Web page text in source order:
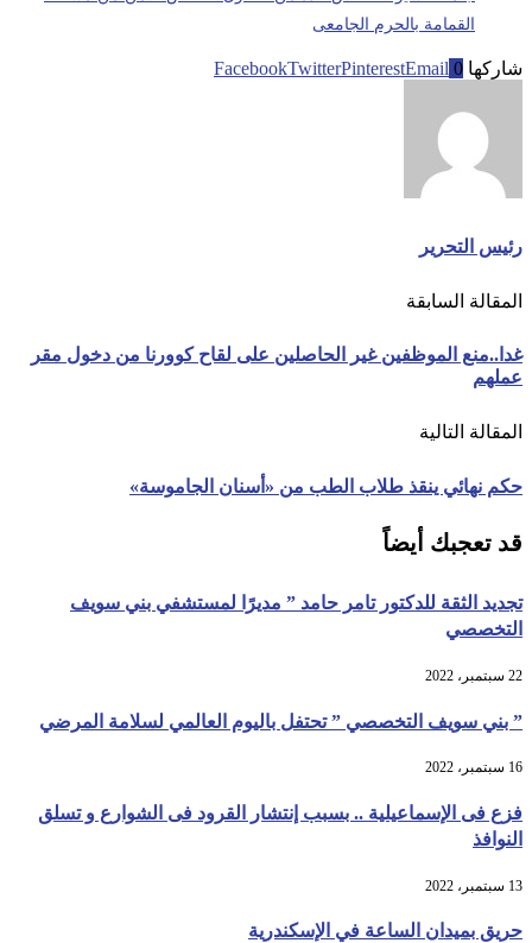
القمامة بالحرم الجامعى
شاركها 0
FacebookTwitterPinterestEmail
رئيس التحرير
المقالة السابقة
غدا..منع الموظفين غير الحاصلين على لقاح كوورنا من دخول مقر
عملهم
المقالة التالية
حكم نهائي ينقذ طلاب الطب من «أسنان الجاموسة»
قد تعجبك أيضاً
تجديد الثقة للدكتور تامر حامد ” مديرًا لمستشفي بني سويف
التخصصي
22 سبتمبر، 2022
” بني سويف التخصصي ” تحتفل باليوم العالمي لسلامة المرضي
16 سبتمبر، 2022
فزع فى الإسماعيلية .. بسبب إنتشار القرود فى الشوارع و تسلق
النوافذ
13 سبتمبر، 2022
حريق بميدان الساعة في الإسكندرية